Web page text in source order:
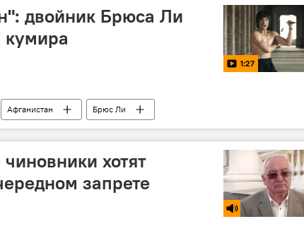
неграждане
двойник Брюса Ли
кумира
1:27
Афганистан Брюс Ли
хотят
запрете